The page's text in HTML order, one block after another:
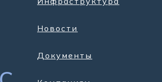
Новости
Документы